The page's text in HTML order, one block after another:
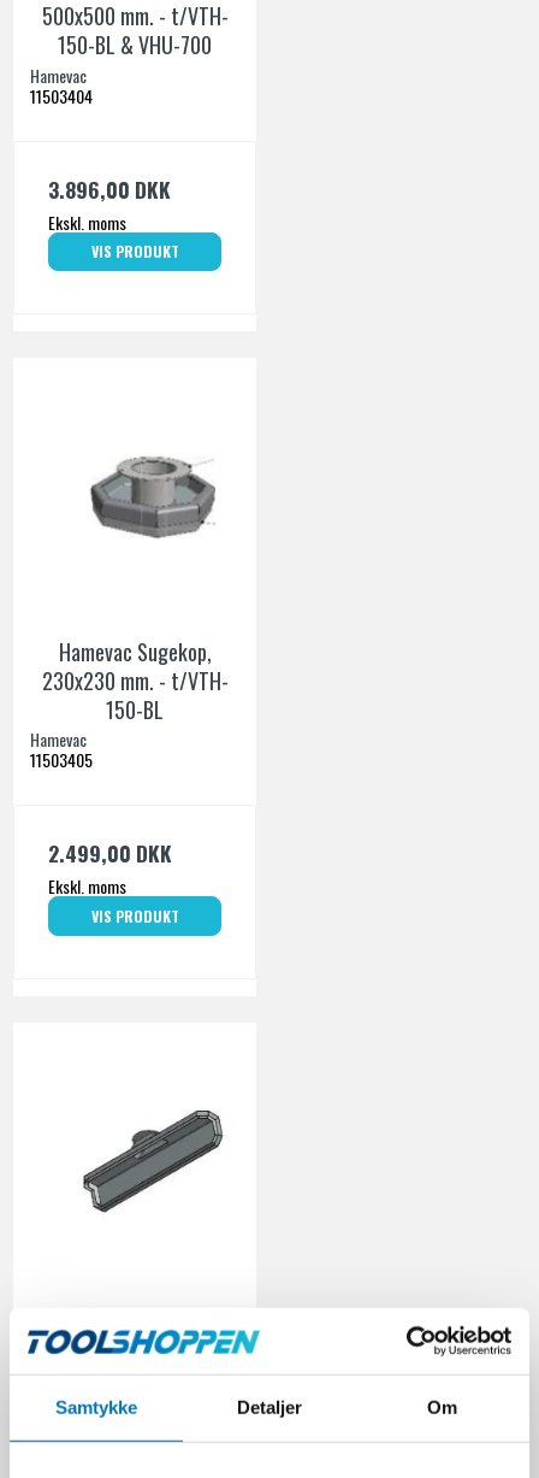
Samtykke Detaljer Om
500x500 mm. - t/VTH-
150-BL & VHU-700
Hamevac
11503404
3.896,00 DKK
Ekskl. moms
VIS PRODUKT
Hamevac Sugekop,
230x230 mm. - t/VTH-
150-BL
Hamevac
11503405
2.499,00 DKK
Ekskl. moms
VIS PRODUKT
Kantstenssugekop,
1200x100 mm. - t/VTH-
150-BL